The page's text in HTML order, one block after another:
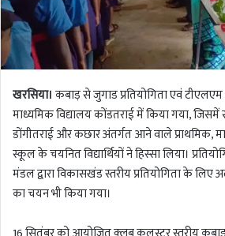
खरसिया। कबाड़ से जुगाड प्रतियोगिता एवं टीएलएम
माध्यमिक विद्यालय कोंडतराई में किया गया,
डोंगीतराई और कछार अंतर्गत आने वाले प्राथमिक,
स्कूल के चयनित विद्यार्थियों ने हिस्सा लिया।
मंडल द्वारा विकासखंड स्तरीय प्रतियोगिता के लिए
का चयन भी किया गया।